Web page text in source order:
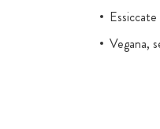
Vegana,